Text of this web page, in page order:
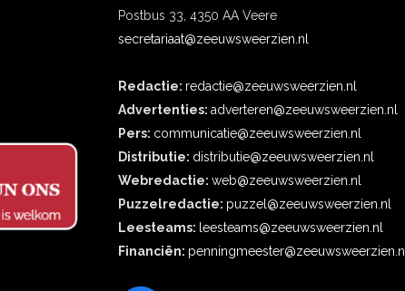
Postbus 33, 4350 AA Veere
secretariaat@zeeuwsweerzien.nl
Redactie: redactie@zeeuwsweerzien.nl
Advertenties: adverteren@zeeuwsweerzien.nl
Pers: communicatie@zeeuwsweerzien.nl
Distributie: distributie@zeeuwsweerzien.nl
Webredactie: web@zeeuwsweerzien.nl
Puzzelredactie: puzzel@zeeuwsweerzien.nl
Leesteams: leesteams@zeeuwsweerzien.nl
Financiën: penningmeester@zeeuwsweerzien.nl